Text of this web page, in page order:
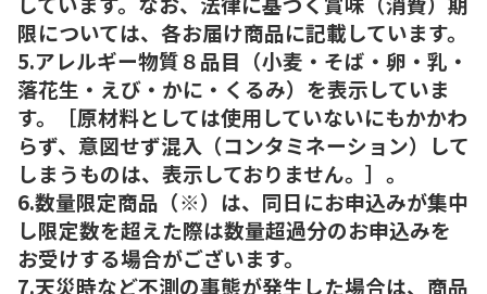
限については、各お届け商品に記載しています。
5.アレルギー物質８品目（小麦・そば・卵・乳・
落花生・えび・かに・くるみ）を表示していま
す。［原材料としては使用していないにもかかわ
らず、意図せず混入（コンタミネーション）して
しまうものは、表示しておりません。］。
6.数量限定商品（※）は、同日にお申込みが集中
し限定数を超えた際は数量超過分のお申込みを
お受けする場合がございます。
7.天災時など不測の事態が発生した場合は、商品